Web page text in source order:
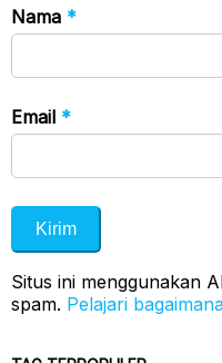
Nama *
Email *
Situs ini menggunakan
spam. Pelajari